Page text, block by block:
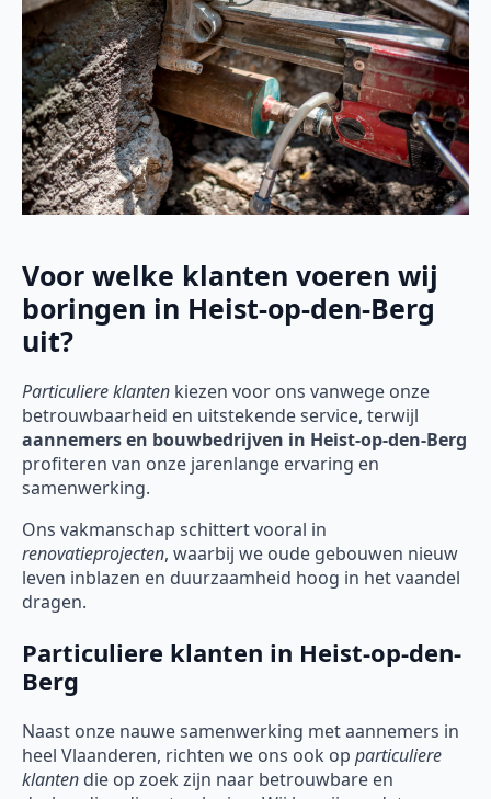
Voor welke klanten voeren wij
boringen in Heist-op-den-Berg
uit?
Particuliere klanten kiezen voor ons vanwege onze
betrouwbaarheid en uitstekende service, terwijl
aannemers en bouwbedrijven in Heist-op-den-Berg
profiteren van onze jarenlange ervaring en
samenwerking.
Ons vakmanschap schittert vooral in
renovatieprojecten, waarbij we oude gebouwen nieuw
leven inblazen en duurzaamheid hoog in het vaandel
dragen.
Particuliere klanten in Heist-op-den-
Berg
Naast onze nauwe samenwerking met aannemers in
heel Vlaanderen, richten we ons ook op particuliere
klanten die op zoek zijn naar betrouwbare en